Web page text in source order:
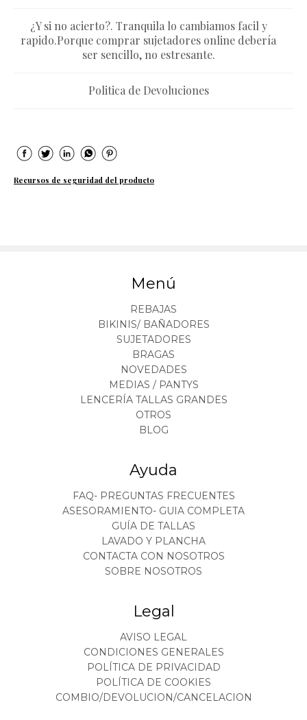
¿Y si no acierto?. Tranquila lo cambiamos facil y
rapido.Porque comprar sujetadores online debería
ser sencillo, no estresante.
Politica de Devoluciones
Recursos de seguridad del producto
Menú
REBAJAS
BIKINIS/ BAÑADORES
SUJETADORES
BRAGAS
NOVEDADES
MEDIAS / PANTYS
LENCERÍA TALLAS GRANDES
OTROS
BLOG
Ayuda
FAQ- PREGUNTAS FRECUENTES
ASESORAMIENTO- GUIA COMPLETA
GUÍA DE TALLAS
LAVADO Y PLANCHA
CONTACTA CON NOSOTROS
SOBRE NOSOTROS
Legal
AVISO LEGAL
CONDICIONES GENERALES
POLÍTICA DE PRIVACIDAD
POLÍTICA DE COOKIES
COMBIO/DEVOLUCION/CANCELACION